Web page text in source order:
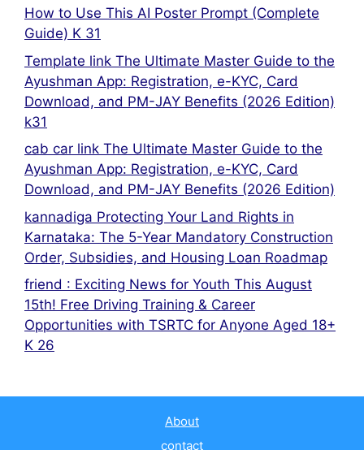
How to Use This AI Poster Prompt (Complete
Guide) K 31
Template link The Ultimate Master Guide to the
Ayushman App: Registration, e-KYC, Card
Download, and PM-JAY Benefits (2026 Edition)
k31
cab car link The Ultimate Master Guide to the
Ayushman App: Registration, e-KYC, Card
Download, and PM-JAY Benefits (2026 Edition)
kannadiga Protecting Your Land Rights in
Karnataka: The 5-Year Mandatory Construction
Order, Subsidies, and Housing Loan Roadmap
friend : Exciting News for Youth This August
15th! Free Driving Training & Career
Opportunities with TSRTC for Anyone Aged 18+
K 26
About
contact